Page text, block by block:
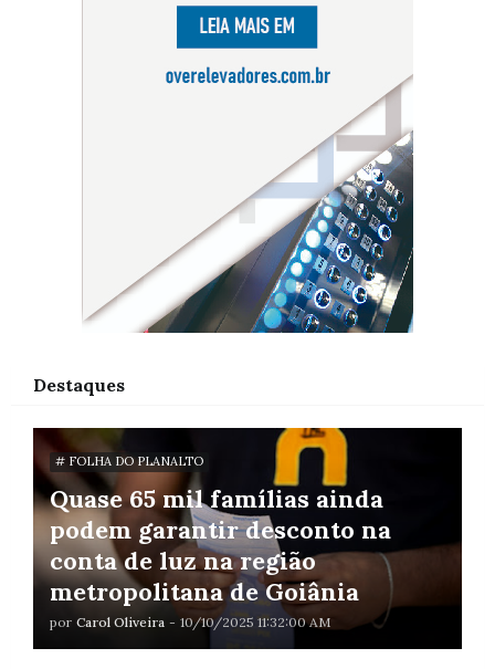
Destaques
# FOLHA DO PLANALTO
Quase 65 mil famílias ainda
podem garantir desconto na
conta de luz na região
metropolitana de Goiânia
por Carol Oliveira - 10/10/2025 11:32:00 AM